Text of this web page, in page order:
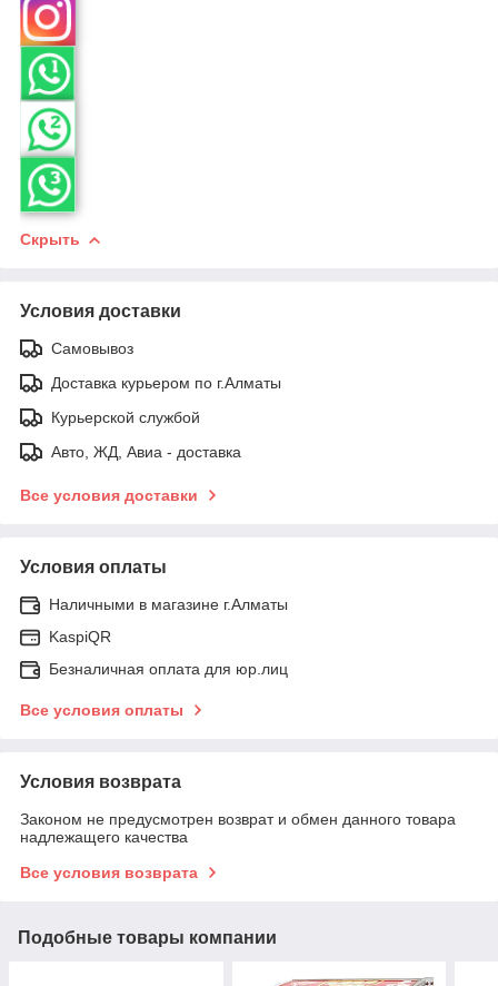
Скрыть
Условия доставки
Самовывоз
Доставка курьером по г.Алматы
Курьерской службой
Авто, ЖД, Авиа - доставка
Все условия доставки
Условия оплаты
Наличными в магазине г.Алматы
KaspiQR
Безналичная оплата для юр.лиц
Все условия оплаты
Условия возврата
Законом не предусмотрен возврат и обмен данного товара
надлежащего качества
Все условия возврата
Подобные товары компании